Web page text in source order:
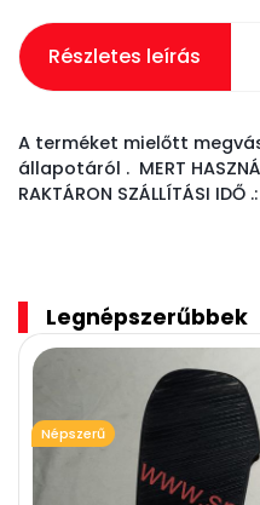
Részletes leírás
A terméket mielőtt
állapotáról . MERT
RAKTÁRON SZÁLLÍTÁSI IDŐ
Legnépszerűbbek
Népszerű